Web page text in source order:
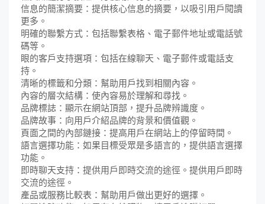
信息的簡潔摘要：提供核心信息的摘要，以吸引用戶閱讀
更多。
明確的聯繫方式：包括聯繫表格、電子郵件地址或電話號
碼等。
眼的客戶支持選項：包括在線聊天、電子郵件或電話支
持。
清晰的標籤和分類：幫助用戶找到相關內容。
內容的層次結構：使內容易於理解和尋找。
品牌標誌：顯示在網站頂部，提升品牌辨識度。
品牌故事：向用戶介紹品牌的背景和價值觀。
頁面之間的內部鏈接：提高用戶在網站上的停留時間。
語言選擇功能：如果目標受眾是多語言的，提供語言選擇
功能。
即時聊天支持：提供用戶即時交流的途徑。提供用戶即時
交流的途徑。
產品或服務比較表：幫助用戶做出更好的選擇。